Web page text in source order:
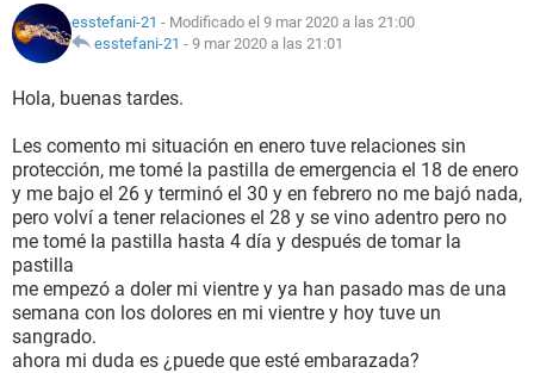
NUTRICIÓN
BIENESTAR
SEXUALIDAD
GLOSARIO
esstefani-21 - Modificado el 9 mar 2020 a las 21:00
esstefani-21 - 9 mar 2020 a las 21:01
Hola, buenas tardes.
Les comento mi situación en enero tuve relaciones sin
protección, me tomé la pastilla de emergencia el 18 de enero
y me bajo el 26 y terminó el 30 y en febrero no me bajó nada,
pero volví a tener relaciones el 28 y se vino adentro pero no
me tomé la pastilla hasta 4 día y después de tomar la
pastilla
me empezó a doler mi vientre y ya han pasado mas de una
semana con los dolores en mi vientre y hoy tuve un
sangrado.
ahora mi duda es ¿puede que esté embarazada?